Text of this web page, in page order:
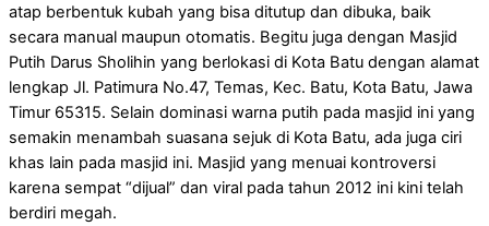
atap berbentuk kubah yang bisa ditutup dan dibuka, baik
secara manual maupun otomatis. Begitu juga dengan Masjid
Putih Darus Sholihin yang berlokasi di Kota Batu dengan alamat
lengkap Jl. Patimura No.47, Temas, Kec. Batu, Kota Batu, Jawa
Timur 65315. Selain dominasi warna putih pada masjid ini yang
semakin menambah suasana sejuk di Kota Batu, ada juga ciri
khas lain pada masjid ini. Masjid yang menuai kontroversi
karena sempat “dijual” dan viral pada tahun 2012 ini kini telah
berdiri megah.